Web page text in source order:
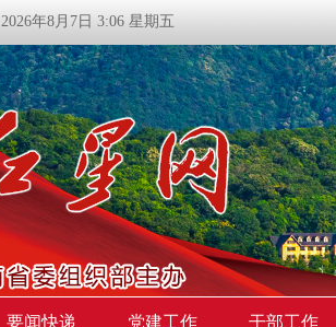
2026年8月7日 3:06 星期五
要闻快递 党建工作 干部工作